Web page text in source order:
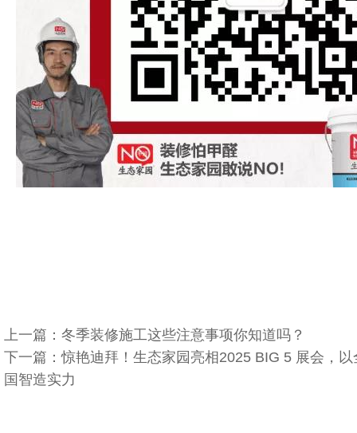
上一篇：冬季装修施工这些注意事项你知道吗？
下一篇：惊艳迪拜！生态家园亮相2025 BIG 5 展会，
国智造实力